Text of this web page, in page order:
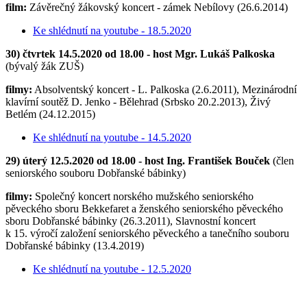
film: Závěrečný žákovský koncert - zámek Nebílovy (26.6.2014)
Ke shlédnutí na youtube - 18.5.2020
30) čtvrtek 14.5.2020 od 18.00 - host Mgr. Lukáš Palkoska
(bývalý žák ZUŠ)
filmy: Absolventský koncert - L. Palkoska (2.6.2011), Mezinárodní
klavírní soutěž D. Jenko - Bělehrad (Srbsko 20.2.2013), Živý
Betlém (24.12.2015)
Ke shlédnutí na youtube - 14.5.2020
29) úterý 12.5.2020 od 18.00 - host Ing. František Bouček (člen
seniorského souboru Dobřanské bábinky)
filmy: Společný koncert norského mužského seniorského
pěveckého sboru Bekkefaret a ženského seniorského pěveckého
sboru Dobřanské bábinky (26.3.2011), Slavnostní koncert
k 15. výročí založení seniorského pěveckého a tanečního souboru
Dobřanské bábinky (13.4.2019)
Ke shlédnutí na youtube - 12.5.2020